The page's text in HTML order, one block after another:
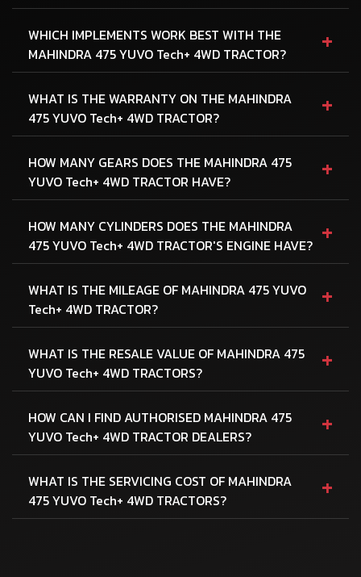
WHICH IMPLEMENTS WORK BEST WITH THE
MAHINDRA 475 YUVO Tech+ 4WD TRACTOR?
+
WHAT IS THE WARRANTY ON THE MAHINDRA
475 YUVO Tech+ 4WD TRACTOR?
+
HOW MANY GEARS DOES THE MAHINDRA 475
YUVO Tech+ 4WD TRACTOR HAVE?
+
HOW MANY CYLINDERS DOES THE MAHINDRA
475 YUVO Tech+ 4WD TRACTOR'S ENGINE HAVE? +
WHAT IS THE MILEAGE OF MAHINDRA 475 YUVO
Tech+ 4WD TRACTOR?
+
WHAT IS THE RESALE VALUE OF MAHINDRA 475
YUVO Tech+ 4WD TRACTORS?
+
HOW CAN I FIND AUTHORISED MAHINDRA 475
YUVO Tech+ 4WD TRACTOR DEALERS?
+
WHAT IS THE SERVICING COST OF MAHINDRA
475 YUVO Tech+ 4WD TRACTORS?
+